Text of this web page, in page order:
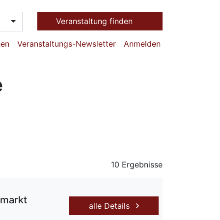
Veranstaltung finden
Veranstaltungs-Newsletter Anmelden
10 Ergebnisse
alle Details